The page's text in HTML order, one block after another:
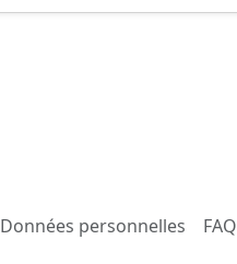
Données personnelles FAQ